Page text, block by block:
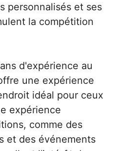
personnalisés et ses
la compétition
d'expérience au
une expérience
idéal pour ceux
expérience
comme des
et des événements